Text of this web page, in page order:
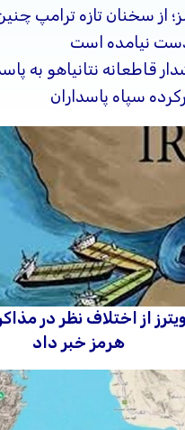
از سخنان تازه ترامپ
نیامده است
قاطعانه نتانیاهو به
سپاه پاسداران
از اختلاف نظر در
هرمز خبر داد